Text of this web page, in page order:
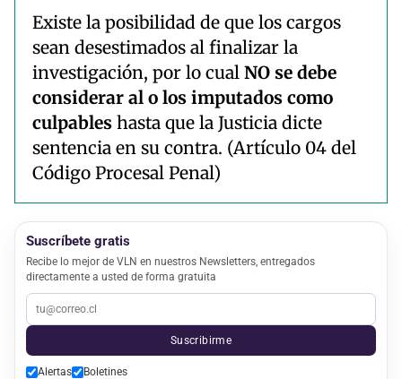
Existe la posibilidad de que los cargos
sean desestimados al finalizar la
investigación, por lo cualNO se debe
considerar al o los imputados como
culpables hasta que la Justicia dicte
sentencia en su contra. (Artículo 04 del
Código Procesal Penal)
Suscríbete gratis
Recibe lo mejor de VLN en nuestros Newsletters, entregados
directamente a usted de forma gratuita
Suscribirme
Alertas Boletines